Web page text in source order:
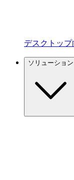
デスクトッ
ソリューション